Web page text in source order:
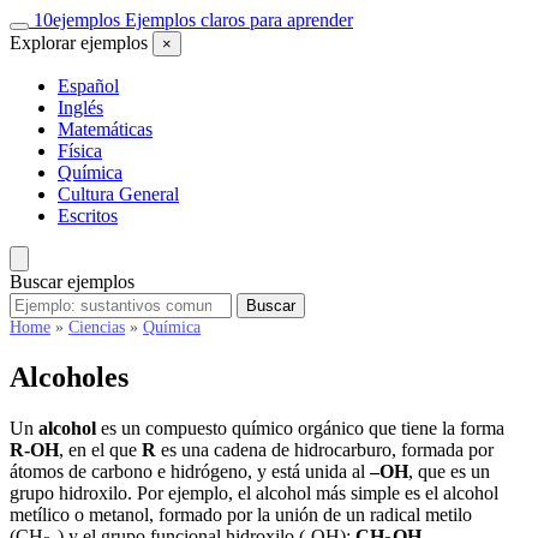
Saltar
al
10ejemplos Ejemplos claros para aprender
Explorar ejemplos
×
Español
Inglés
Matemáticas
Física
Química
Cultura General
Escritos
Buscar ejemplos
Buscar
ejemplos
Buscar
Home » Ciencias » Química
Alcoholes
Un alcohol es un compuesto químico orgánico que tiene la forma
R-OH, en el que R es una cadena de hidrocarburo, formada por
átomos de carbono e hidrógeno, y está unida al–OH, que es un
grupo hidroxilo. Por ejemplo, el alcohol más simple es el alcohol
metílico o metanol, formado por la unión de un radical metilo